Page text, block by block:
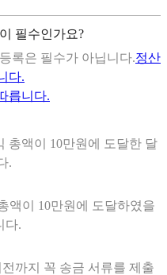
필수인가요?
록은 필수가 아닙니다.정산
다.
릅니다.
총액이 10만원에 도달한 달
.
액이 10만원에 도달하였을
다.
까지 꼭 송금 서류를 제출